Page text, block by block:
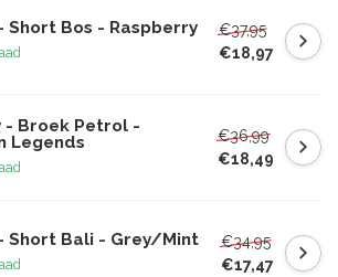
Short Bos - Raspberry
€37,95
€18,97
- Broek Petrol -
Legends
€36,99
€18,49
Short Bali - Grey/Mint
€34,95
€17,47